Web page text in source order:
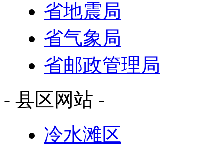
省地震局
省气象局
省邮政管理局
- 县区网站 -
冷水滩区